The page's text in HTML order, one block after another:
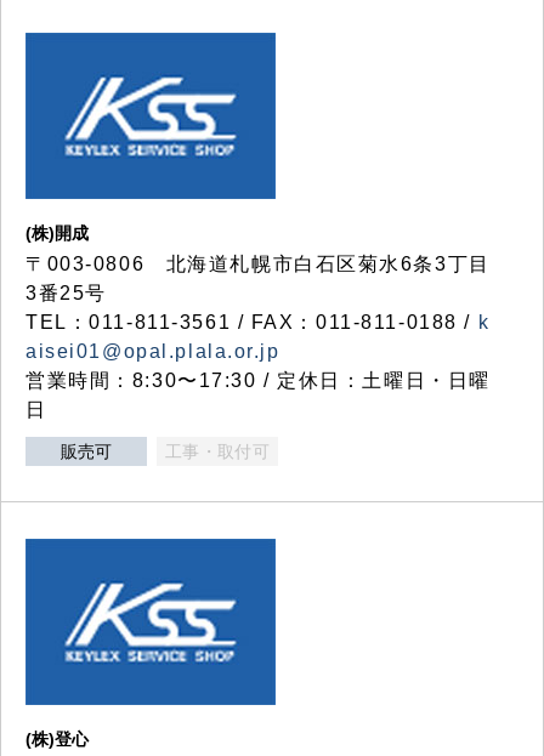
(株)開成
〒003-0806 北海道札幌市白石区菊水6条3丁目
3番25号
TEL：011-811-3561 / FAX：011-811-0188 / k
aisei01@opal.plala.or.jp
営業時間：8:30〜17:30 / 定休日：土曜日・日曜
日
販売可 工事・取付可
(株)登心